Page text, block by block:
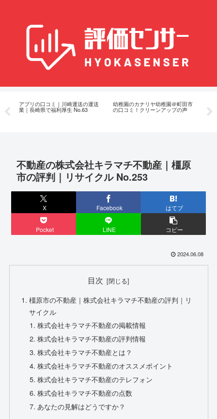
アプリの口コミ｜川崎運送の運送
業｜長崎県で福利厚生 No.63
幼稚園のカナリヤ幼稚園＠町田市
の口コミ！クリーンアップの声 ベ
判
不動産の株式会社キラマチ不動産｜橿原
市の評判｜リサイクル No.253
X Facebook はてブ
Pocket LINE コピー
2024.06.08
目次
橿原市の不動産｜株式会社キラマチ不動産の評判｜リ
サイクル
株式会社キラマチ不動産の掲載情報
株式会社キラマチ不動産の評判情報
株式会社キラマチ不動産とは？
株式会社キラマチ不動産のオススメポイント
株式会社キラマチ不動産のテレフォン
株式会社キラマチ不動産の点数
あなたの見解はどうですか？